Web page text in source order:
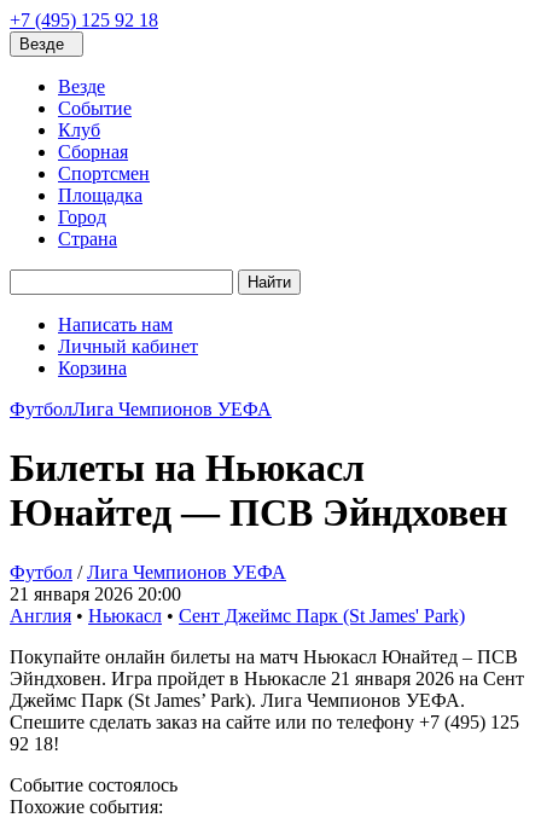
+7 (495) 125 92 18
Везде
Везде
Событие
Клуб
Сборная
Спортсмен
Площадка
Город
Страна
Найти
Написать нам
Личный кабинет
Корзина
ФутболЛига Чемпионов УЕФА
Билеты на Ньюкасл
Юнайтед — ПСВ Эйндховен
Футбол /Лига Чемпионов УЕФА
21 января 2026 20:00
Англия • Ньюкасл • Сент Джеймс Парк (St James' Park)
Покупайте онлайн билеты на матч Ньюкасл Юнайтед – ПСВ
Эйндховен. Игра пройдет в Ньюкасле 21 января 2026 на Сент
Джеймс Парк (St James’ Park). Лига Чемпионов УЕФА.
Спешите сделать заказ на сайте или по телефону +7 (495) 125
92 18!
Событие состоялось
Похожие события: